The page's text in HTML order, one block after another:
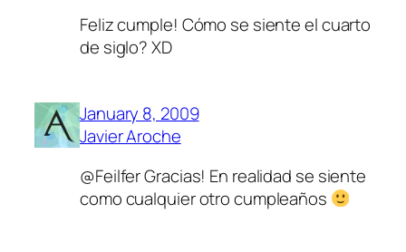
Feliz cumple! Cómo se siente el cuarto
de siglo? XD
January 8, 2009
Javier Aroche
@Feilfer Gracias! En realidad se siente
como cualquier otro cumpleaños